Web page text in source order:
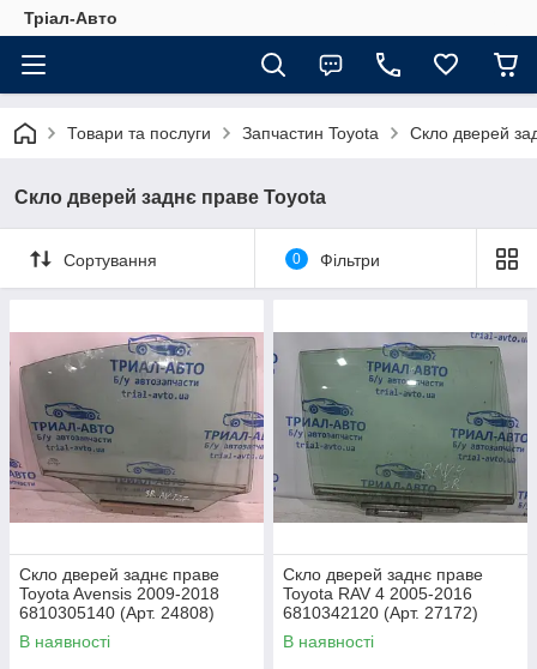
Тріал-Авто
Товари та послуги Запчастин Toyota Скло дверей
Скло дверей заднє праве Toyota
Сортування 0 Фільтри
Скло дверей заднє праве
Toyota Avensis 2009-2018
6810305140 (Арт. 24808)
В наявності
Скло дверей заднє праве
Toyota RAV 4 2005-2016
6810342120 (Арт. 27172)
В наявності